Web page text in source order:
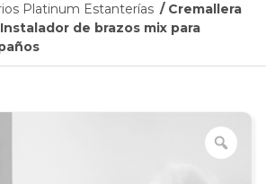
Platinum Estanterías / Cremallera
de brazos mix para